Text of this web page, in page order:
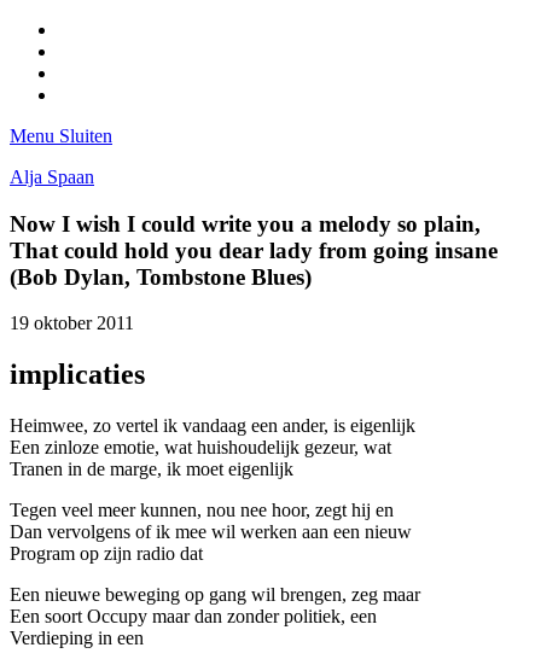
Menu Sluiten
Alja Spaan
Now I wish I could write you a melody so plain,
That could hold you dear lady from going insane
(Bob Dylan, Tombstone Blues)
19 oktober 2011
implicaties
Heimwee, zo vertel ik vandaag een ander, is eigenlijk
Een zinloze emotie, wat huishoudelijk gezeur, wat
Tranen in de marge, ik moet eigenlijk
Tegen veel meer kunnen, nou nee hoor, zegt hij en
Dan vervolgens of ik mee wil werken aan een nieuw
Program op zijn radio dat
Een nieuwe beweging op gang wil brengen, zeg maar
Een soort Occupy maar dan zonder politiek, een
Verdieping in een